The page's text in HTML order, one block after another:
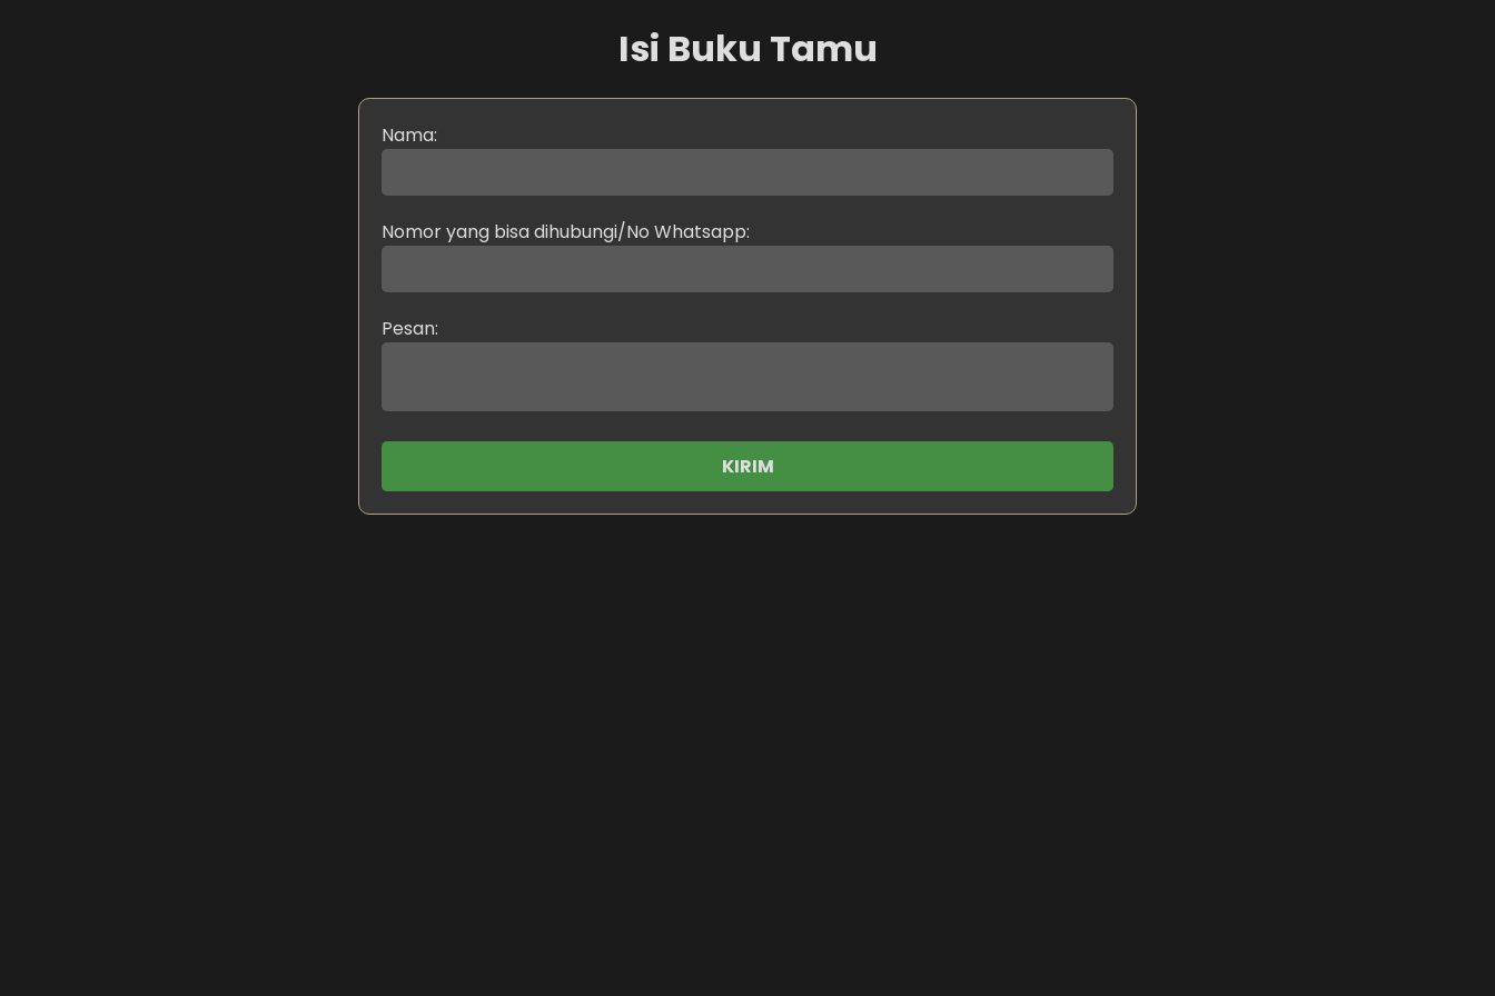
Isi Buku Tamu
Nama:
Nomor yang bisa dihubungi/No Whatsapp:
Pesan:
KIRIM